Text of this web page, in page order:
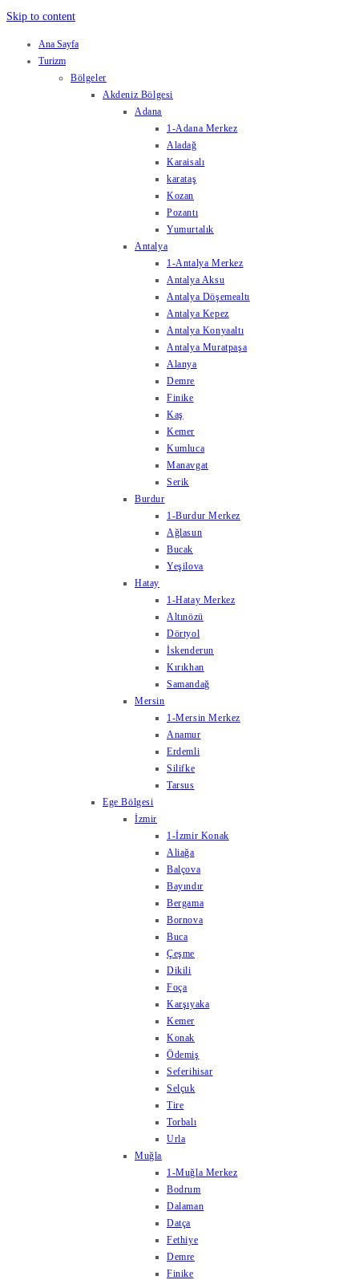
Skip to content
Ana Sayfa
Turizm
Bölgeler
Akdeniz Bölgesi
Adana
1-Adana Merkez
Aladağ
Karaisalı
karataş
Kozan
Pozantı
Yumurtalık
Antalya
1-Antalya Merkez
Antalya Aksu
Antalya Döşemealtı
Antalya Kepez
Antalya Konyaaltı
Antalya Muratpaşa
Alanya
Demre
Finike
Kaş
Kemer
Kumluca
Manavgat
Serik
Burdur
1-Burdur Merkez
Ağlasun
Bucak
Yeşilova
Hatay
1-Hatay Merkez
Altınözü
Dörtyol
İskenderun
Kırıkhan
Samandağ
Mersin
1-Mersin Merkez
Anamur
Erdemli
Silifke
Tarsus
Ege Bölgesi
İzmir
1-İzmir Konak
Aliağa
Balçova
Bayındır
Bergama
Bornova
Buca
Çeşme
Dikili
Foça
Karşıyaka
Kemer
Konak
Ödemiş
Seferihisar
Selçuk
Tire
Torbalı
Urla
Muğla
1-Muğla Merkez
Bodrum
Dalaman
Datça
Fethiye
Demre
Finike